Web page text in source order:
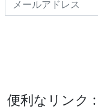
便利なリンク :